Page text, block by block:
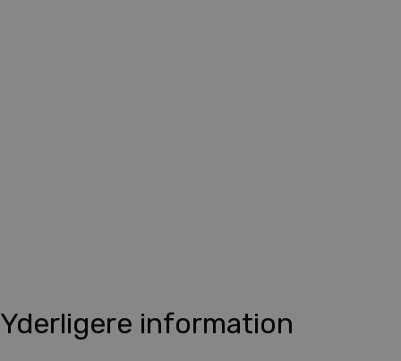
Yderligere information